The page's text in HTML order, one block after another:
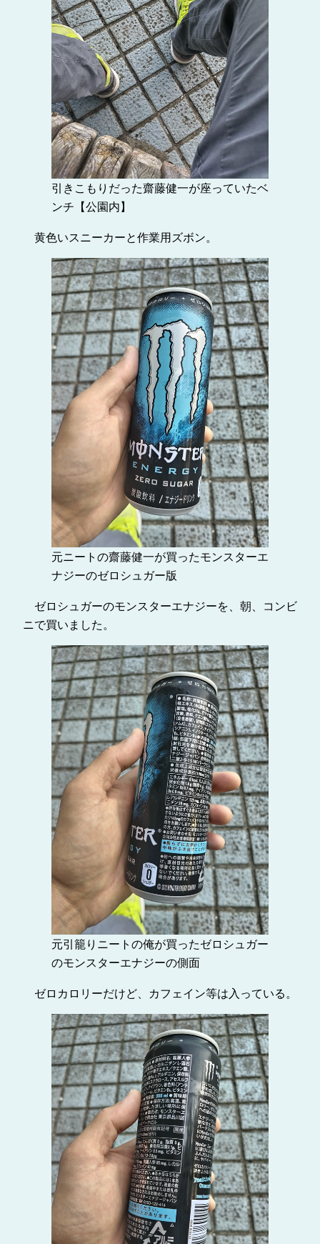
引きこもりだった齋藤健一が座っていたベ
ンチ【公園内】
黄色いスニーカーと作業用ズボン。
元ニートの齋藤健一が買ったモンスターエ
ナジーのゼロシュガー版
ゼロシュガーのモンスターエナジーを、朝、コンビ
ニで買いました。
元引籠りニートの俺が買ったゼロシュガー
のモンスターエナジーの側面
ゼロカロリーだけど、カフェイン等は入っている。